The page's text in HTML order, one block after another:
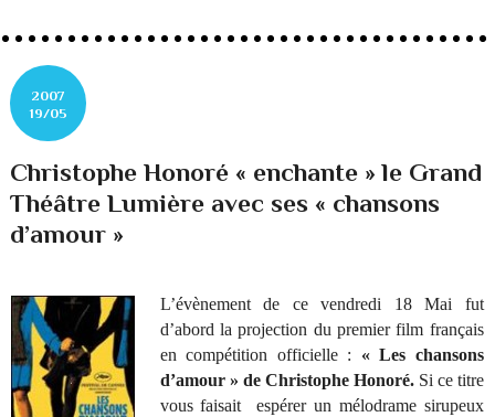
2007
19/05
Christophe Honoré « enchante » le Grand
Théâtre Lumière avec ses « chansons
d’amour »
L’évènement de ce vendredi 18 Mai fut
d’abord la projection du premier film français
en compétition officielle : « Les chansons
d’amour » de Christophe Honoré.Si ce titre
vous faisait espérer un mélodrame sirupeux